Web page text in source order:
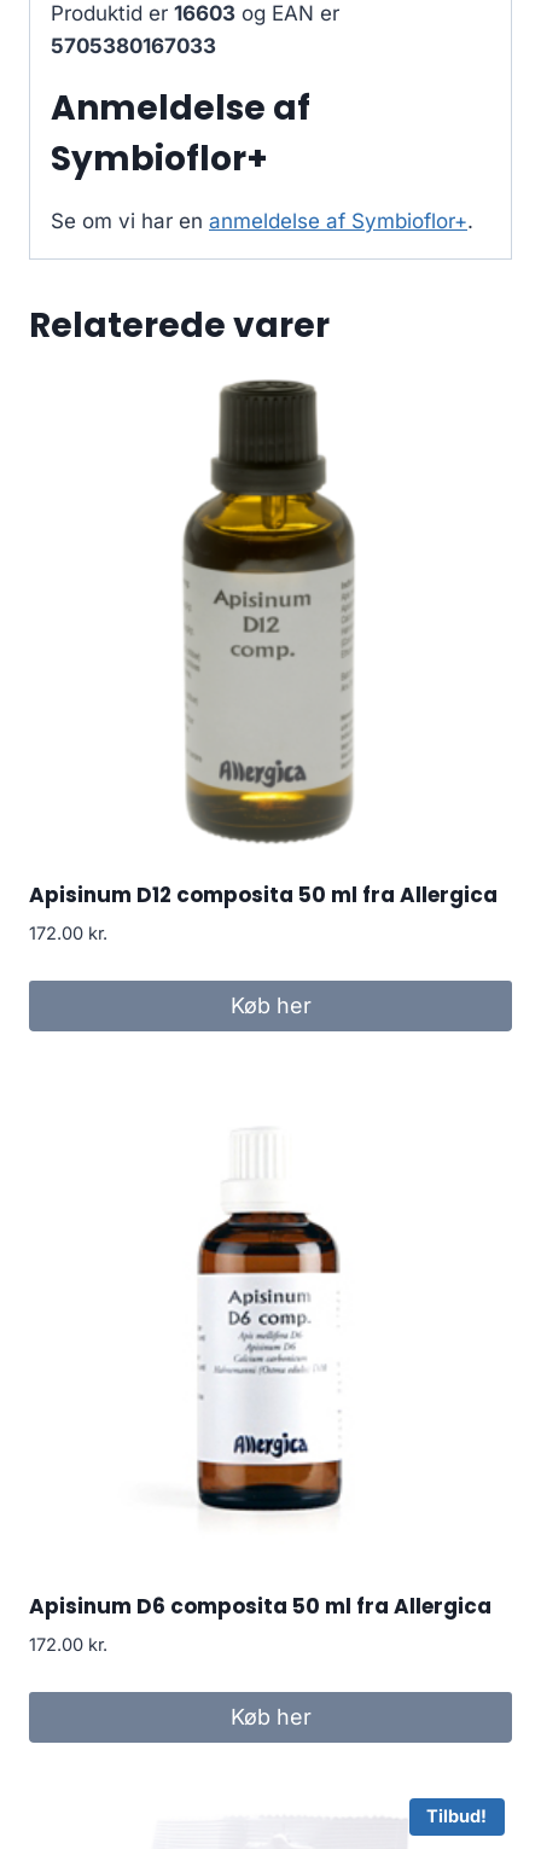
Produktid er 16603 og EAN er
5705380167033
Anmeldelse af
Symbioflor+
Se om vi har en anmeldelse af Symbioflor+.
Relaterede varer
Apisinum D12 composita 50 ml fra Allergica
172.00 kr.
Køb her
Apisinum D6 composita 50 ml fra Allergica
172.00 kr.
Køb her
Tilbud!